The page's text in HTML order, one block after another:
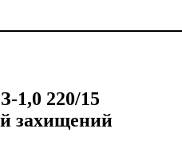
1,0 220/15
захищений